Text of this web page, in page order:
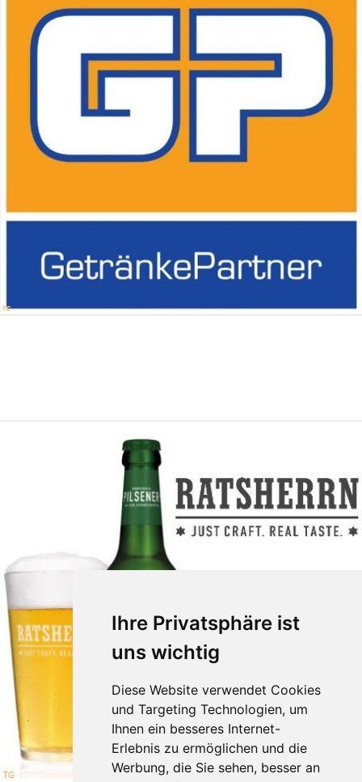
Ihre Privatsphäre ist
uns wichtig
Diese Website verwendet Cookies
und Targeting Technologien, um
Ihnen ein besseres Internet-
Erlebnis zu ermöglichen und die
Werbung, die Sie sehen, besser an